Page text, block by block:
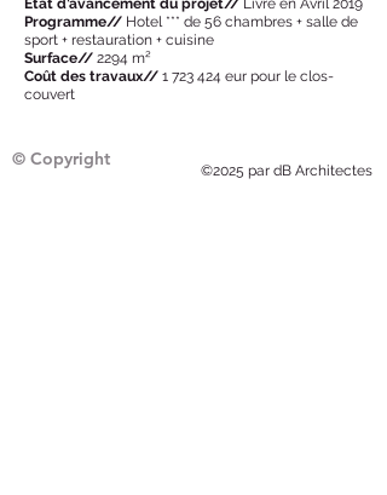
Etat d’avancement du projet// Livré en Avril 2019
Programme// Hotel *** de 56 chambres + salle de
sport + restauration + cuisine
Surface// 2294 m²
Coût des travaux// 1 723 424 eur pour le clos-
couvert
©2025 par dB Architectes
© Copyright